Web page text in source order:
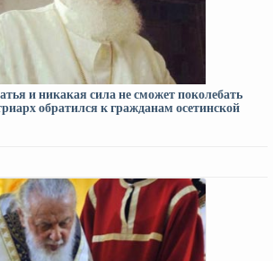
и никакая сила не сможет поколебать
обратился к гражданам осетинской